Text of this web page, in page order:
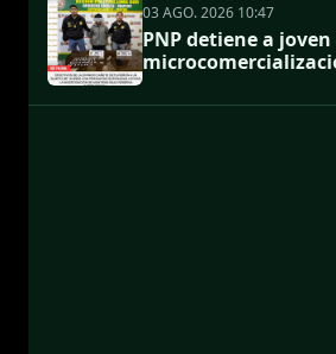
03 AGO. 2026 10:47
PNP detiene a